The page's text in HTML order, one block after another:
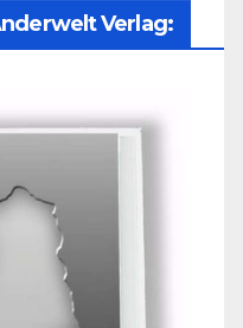
Verlag: